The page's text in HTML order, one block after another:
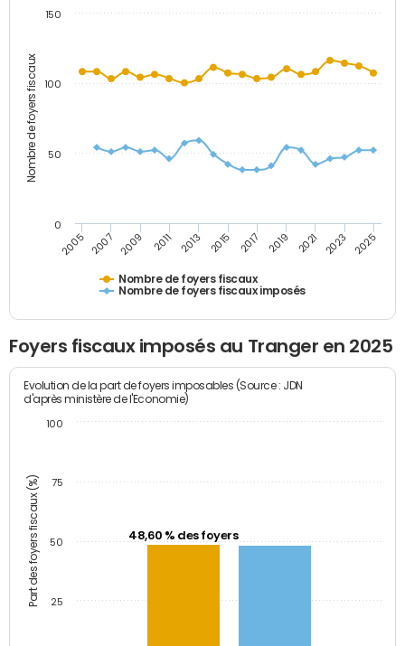
Nombre de foyers fiscaux
Nombre de foyers fiscaux
Nombre de foyers fiscaux imposés
2005 2007 2009 2011 2013 2015 2017 2019 2021 2023 2025
0
50
100
150
Foyers fiscaux imposés au Tranger en 2025
Part des foyers fiscaux (%)
Evolution de la part de foyers imposables (Source : JDN
d'après ministère de l'Economie)
48,60 % des foyers
25
50
75
100